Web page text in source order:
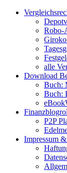
Zum
Facebook
Twitter
Instagram
Pinterest
YouTube
Robo-
alle
Download
Buch:
Buch:
P2P
Impressum